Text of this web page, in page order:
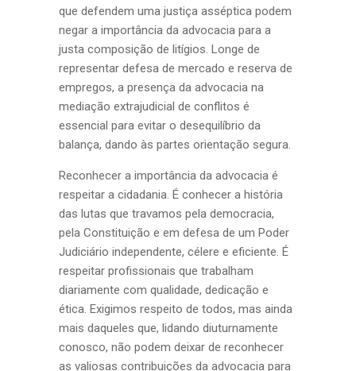
que defendem uma justiça asséptica podem
negar a importância da advocacia para a
justa composição de litígios. Longe de
representar defesa de mercado e reserva de
empregos, a presença da advocacia na
mediação extrajudicial de conflitos é
essencial para evitar o desequilíbrio da
balança, dando às partes orientação segura.
Reconhecer a importância da advocacia é
respeitar a cidadania. É conhecer a história
das lutas que travamos pela democracia,
pela Constituição e em defesa de um Poder
Judiciário independente, célere e eficiente. É
respeitar profissionais que trabalham
diariamente com qualidade, dedicação e
ética. Exigimos respeito de todos, mas ainda
mais daqueles que, lidando diuturnamente
conosco, não podem deixar de reconhecer
as valiosas contribuições da advocacia para